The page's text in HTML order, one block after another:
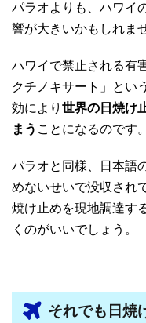
パラオよりも、ハワイ
響が大きいかもしれま
ハワイで禁止される有
クチノキサート」とい
効により 世界の日焼け
まう ことになるのです。
パラオと同様、日本語
めないせいで没収され
焼け止めを現地調達す
くのがいいでしょう。
それでも日焼